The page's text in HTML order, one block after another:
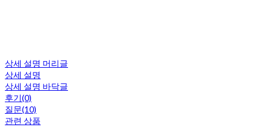
상세 설명 머리글
상세 설명
상세 설명 바닥글
후기(0)
질문(10)
관련 상품